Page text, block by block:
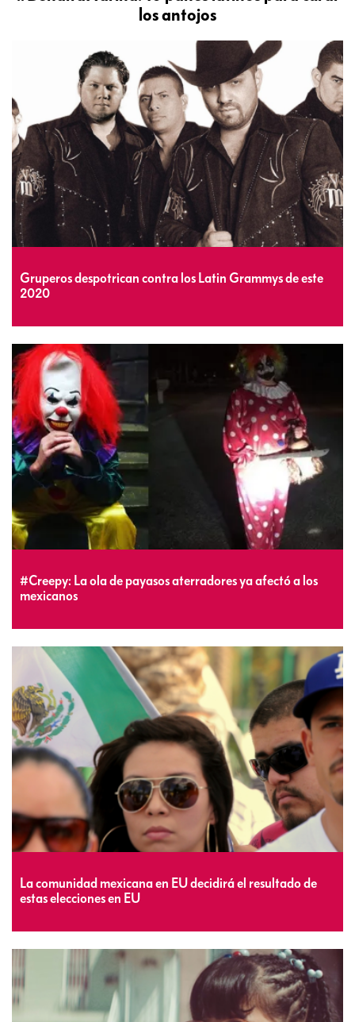
los antojos
Gruperos despotrican contra los Latin Grammys de este
2020
#Creepy: La ola de payasos aterradores ya afectó a los
mexicanos
La comunidad mexicana en EU decidirá el resultado de
estas elecciones en EU